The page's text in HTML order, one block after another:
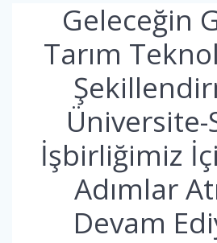
Geleceğin
Tarım
Üniversite-
İşbirliğimiz
Adımlar
Devam